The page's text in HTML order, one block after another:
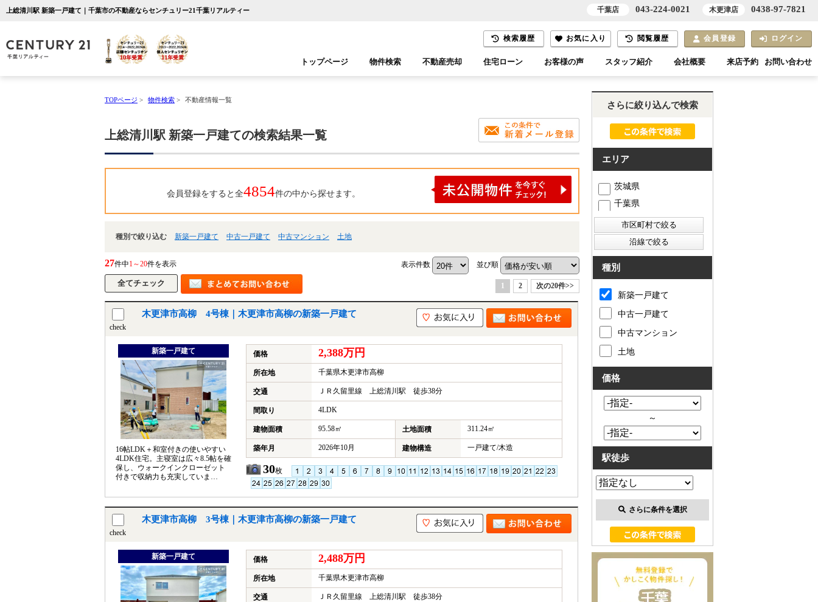
上総清川駅 新築一戸建て｜千葉市の不動産ならセンチュリー21千葉リアルティー
検索履歴 お気に入り 閲覧履歴 会員登録 ログイン
トップページ 物件検索 不動産売却 住宅ローン お客様の声 スタッフ紹介 会社概要 来店予約 お問い合わせ
TOPページ > 物件検索 > 不動産情報一覧
上総清川駅 新築一戸建ての検索結果一覧
会員登録をすると全4854件の中から探せます。
種別で絞り込む 新築一戸建て 中古一戸建て 中古マンション 土地
27件中1～20件を表示 表示件数 並び順
1 2 次の20件>>
check
木更津市高柳 4号棟｜木更津市高柳の新築一戸建て
新築一戸建て
16帖LDK＋和室付きの使いやすい
4LDK住宅。主寝室は広々8.5帖を確
保し、ウォークインクローゼット
付きで収納力も充実していま
価格 2,388万円
所在地 千葉県木更津市高柳
交通 ＪＲ久留里線 上総清川駅 徒歩38分
間取り 4LDK
建物面積 95.58㎡ 土地面積 311.24㎡
築年月 2026年10月 建物構造 一戸建て/木造
30枚
check
木更津市高柳 3号棟｜木更津市高柳の新築一戸建て
新築一戸建て 価格 2,488万円
所在地 千葉県木更津市高柳
交通 ＪＲ久留里線 上総清川駅 徒歩38分
さらに絞り込んで検索
エリア
茨城県
千葉県
種別
新築一戸建て
中古一戸建て
中古マンション
土地
価格
～
駅徒歩
さらに条件を選択
千葉店 043-224-0021 木更津店 0438-97-7821